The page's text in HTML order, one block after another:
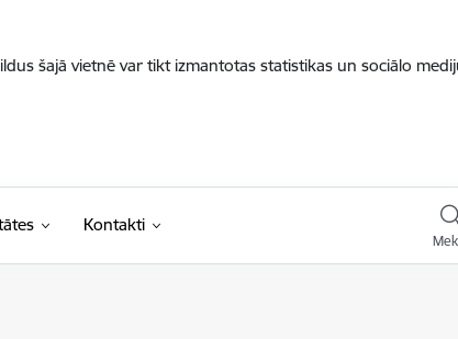
šajā vietnē var tikt izmantotas statistikas un sociālo
Kontakti